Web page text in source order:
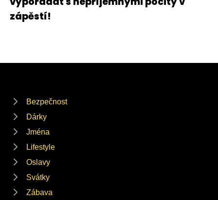
zápěstí!
Bezpečnost
Dárky
Jména
Lifestyle
Oslavy
Svátky
Zábava